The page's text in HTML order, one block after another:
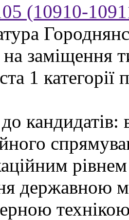
(10910-
заміщення
1
кандидатів:
державною